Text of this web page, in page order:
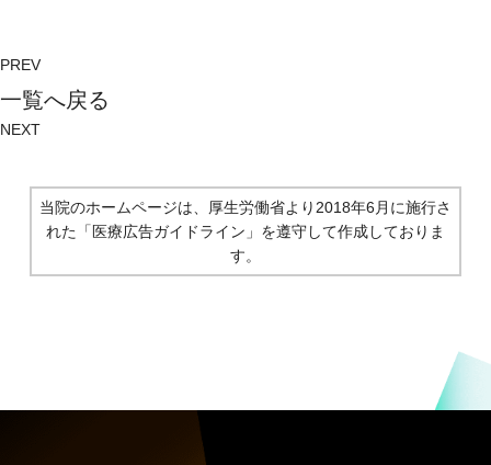
PREV
⼀覧へ戻る
NEXT
当院のホームページは、厚生労働省より2018年6月に施行さ
れた 「医療広告ガイドライン」を遵守して作成しておりま
す。